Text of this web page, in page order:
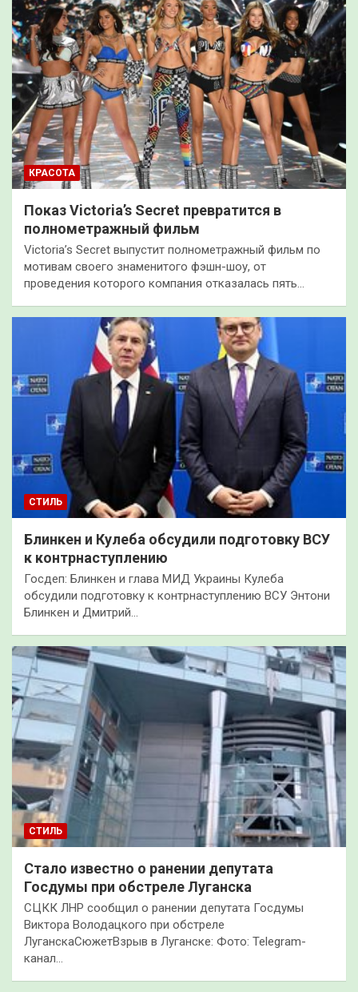
КРАСОТА
Показ Victoria’s Secret превратится в
полнометражный фильм
Victoria’s Secret выпустит полнометражный фильм по
мотивам своего знаменитого фэшн-шоу, от
проведения которого компания отказалась пять…
СТИЛЬ
Блинкен и Кулеба обсудили подготовку ВСУ
к контрнаступлению
Госдеп: Блинкен и глава МИД Украины Кулеба
обсудили подготовку к контрнаступлению ВСУ Энтони
Блинкен и Дмитрий…
СТИЛЬ
Стало известно о ранении депутата
Госдумы при обстреле Луганска
СЦКК ЛНР сообщил о ранении депутата Госдумы
Виктора Володацкого при обстреле
ЛуганскаСюжетВзрыв в Луганске: Фото: Telegram-
канал…